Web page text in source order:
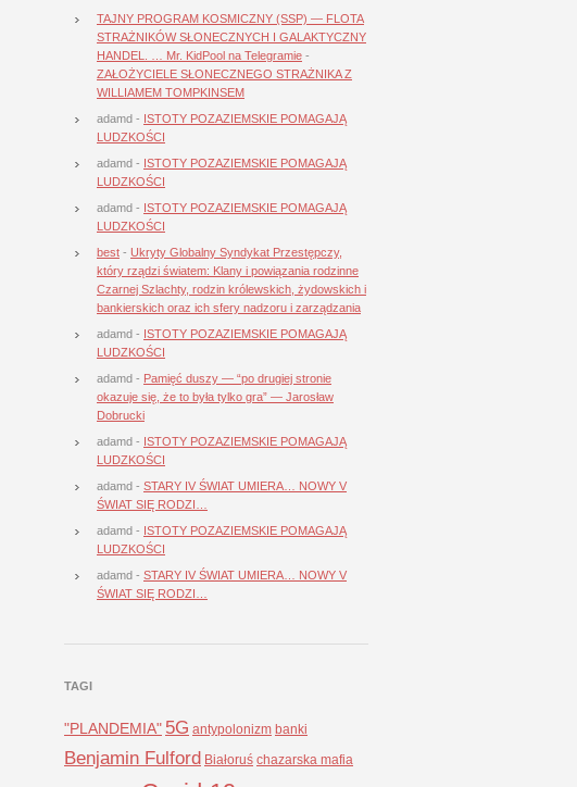
TAJNY PROGRAM KOSMICZNY (SSP) — FLOTA
STRAŻNIKÓW SŁONECZNYCH I GALAKTYCZNY
HANDEL. … Mr. KidPool na Telegramie -
ZAŁOŻYCIELE SŁONECZNEGO STRAŻNIKA Z
WILLIAMEM TOMPKINSEM
adamd - ISTOTY POZAZIEMSKIE POMAGAJĄ
LUDZKOŚCI
adamd - ISTOTY POZAZIEMSKIE POMAGAJĄ
LUDZKOŚCI
adamd - ISTOTY POZAZIEMSKIE POMAGAJĄ
LUDZKOŚCI
best - Ukryty Globalny Syndykat Przestępczy,
który rządzi światem: Klany i powiązania rodzinne
Czarnej Szlachty, rodzin królewskich, żydowskich i
bankierskich oraz ich sfery nadzoru i zarządzania
adamd - ISTOTY POZAZIEMSKIE POMAGAJĄ
LUDZKOŚCI
adamd - Pamięć duszy — “po drugiej stronie
okazuje się, że to była tylko gra” — Jarosław
Dobrucki
adamd - ISTOTY POZAZIEMSKIE POMAGAJĄ
LUDZKOŚCI
adamd - STARY IV ŚWIAT UMIERA… NOWY V
ŚWIAT SIĘ RODZI…
adamd - ISTOTY POZAZIEMSKIE POMAGAJĄ
LUDZKOŚCI
adamd - STARY IV ŚWIAT UMIERA… NOWY V
ŚWIAT SIĘ RODZI…
TAGI
"PLANDEMIA" 5G antypolonizm banki
Benjamin Fulford Białoruś chazarska mafia